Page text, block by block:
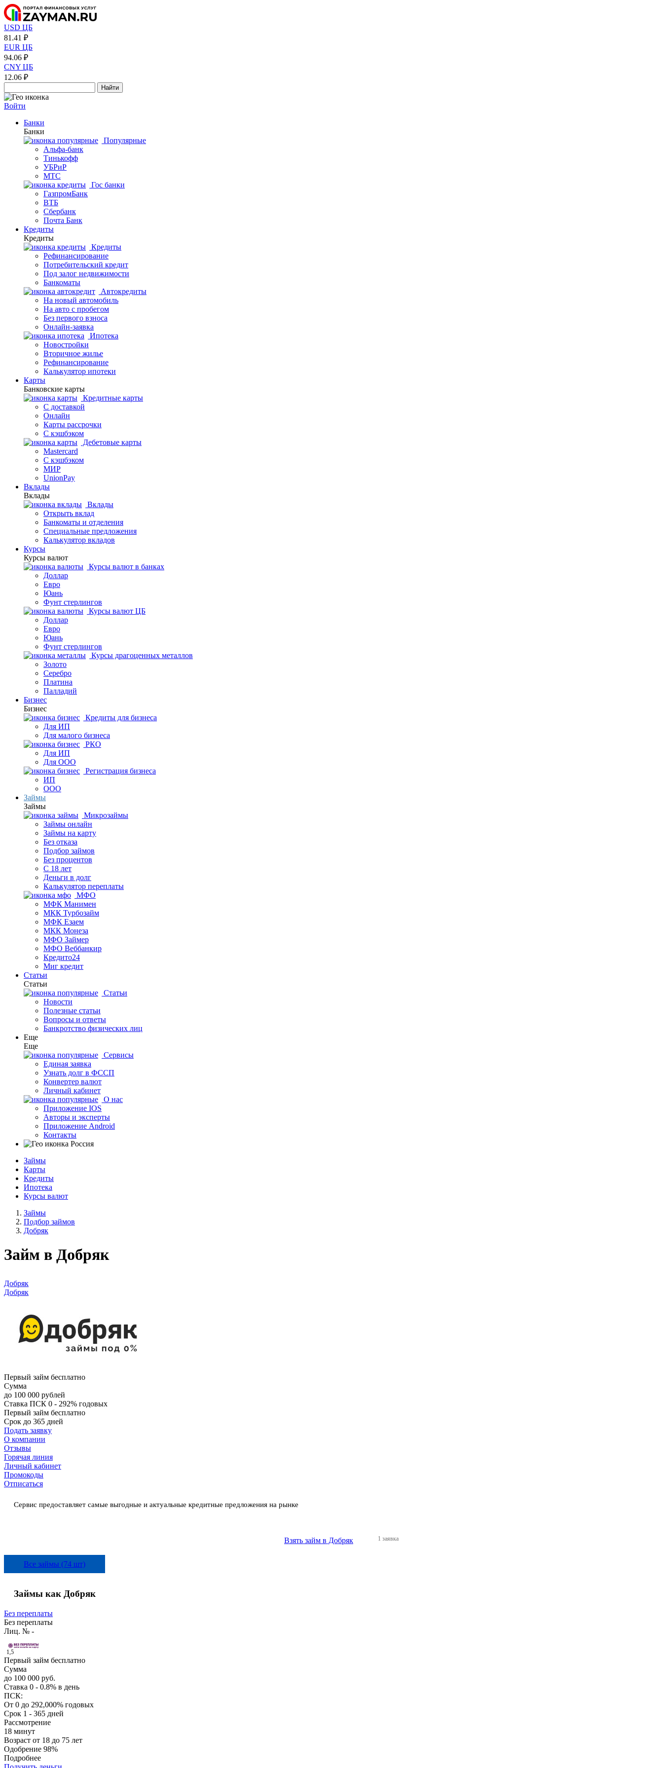
USD ЦБ
81.41 ₽
EUR ЦБ
94.06 ₽
CNY ЦБ
12.06 ₽
Найти
Войти
Банки
Банки
Популярные
Альфа-банк
Тинькофф
УБРиР
МТС
Гос банки
ГазпромБанк
ВТБ
Сбербанк
Почта Банк
Кредиты
Кредиты
Кредиты
Рефинансирование
Потребительский кредит
Под залог недвижимости
Банкоматы
Автокредиты
На новый автомобиль
На авто с пробегом
Без первого взноса
Онлайн-заявка
Ипотека
Новостройки
Вторичное жилье
Рефинансирование
Калькулятор ипотеки
Карты
Банковские карты
Кредитные карты
С доставкой
Онлайн
Карты рассрочки
С кэшбэком
Дебетовые карты
Mastercard
С кэшбэком
МИР
UnionPay
Вклады
Вклады
Вклады
Открыть вклад
Банкоматы и отделения
Специальные предложения
Калькулятор вкладов
Курсы
Курсы валют
Курсы валют в банках
Доллар
Евро
Юань
Фунт стерлингов
Курсы валют ЦБ
Доллар
Евро
Юань
Фунт стерлингов
Курсы драгоценных металлов
Золото
Серебро
Платина
Палладий
Бизнес
Бизнес
Кредиты для бизнеса
Для ИП
Для малого бизнеса
РКО
Для ИП
Для ООО
Регистрация бизнеса
ИП
ООО
Займы
Займы
Микрозаймы
Займы онлайн
Займы на карту
Без отказа
Подбор займов
Без процентов
С 18 лет
Деньги в долг
Калькулятор переплаты
МФО
МФК Манимен
МКК Турбозайм
МФК Езаем
МКК Монеза
МФО Займер
МФО Веббанкир
Кредито24
Миг кредит
Статьи
Статьи
Статьи
Новости
Полезные статьи
Вопросы и ответы
Банкротство физических лиц
Еще
Еще
Сервисы
Единая заявка
Узнать долг в ФССП
Конвертер валют
Личный кабинет
О нас
Приложение IOS
Авторы и эксперты
Приложение Android
Контакты
Россия
Займы
Карты
Кредиты
Ипотека
Курсы валют
Займы
Подбор займов
Добряк
Займ в Добряк
Добряк
Добряк
Первый займ бесплатно
Сумма
до 100 000 рублей
Ставка ПСК 0 - 292% годовых
Первый займ бесплатно
Срок до 365 дней
Подать заявку
О компании
Отзывы
Горячая линия
Личный кабинет
Промокоды
Отписаться
Сервис предоставляет самые выгодные и актуальные кредитные предложения на рынке
Взять займ в Добряк 1 заявка
Все займы (74 шт)
Займы как Добряк
Без переплаты
Без переплаты
Лиц. № -
1,5
Первый займ бесплатно
Сумма
до 100 000 руб.
Ставка 0 - 0.8% в день
ПСК:
От 0 до 292,000% годовых
Срок 1 - 365 дней
Рассмотрение
18 минут
Возраст от 18 до 75 лет
Одобрение 98%
Подробнее